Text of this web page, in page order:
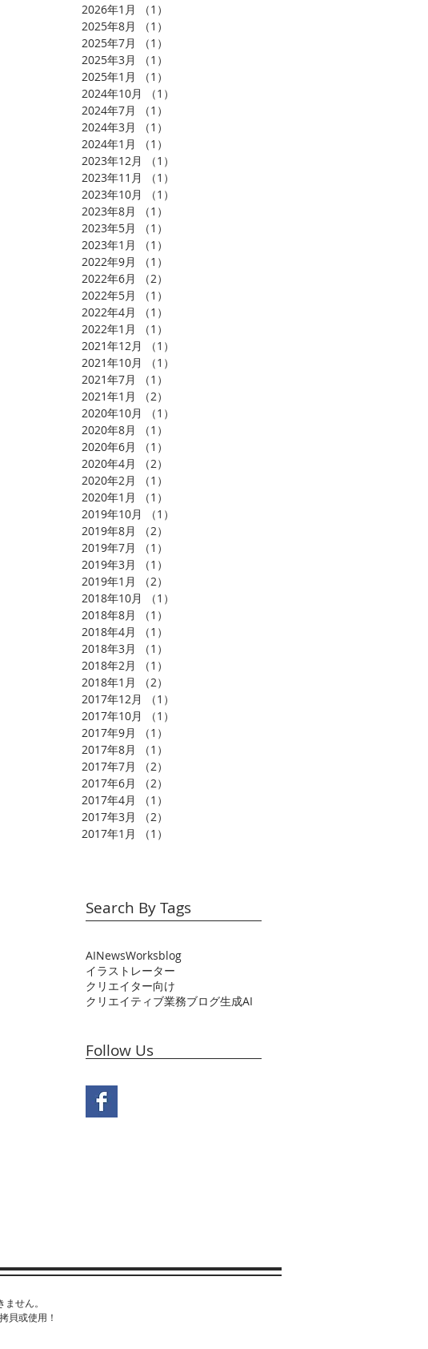
2026年1月 （1）
2025年8月
（1）
2025年7月
（1）
2025年3月
（1）
2025年1月
（1）
2024年10月
（1）
2024年7月
（1）
2024年3月
（1）
2024年1月
（1）
2023年12月
（1）
2023年11月
（1）
2023年10月
（1）
2023年8月
（1）
2023年5月
（1）
2023年1月
（1）
2022年9月
（1）
2022年6月
（2）
2022年5月
（1）
2022年4月
（1）
2022年1月
（1）
2021年12月
（1）
2021年10月
（1）
2021年7月
（1）
2021年1月
（2）
2020年10月
（1）
2020年8月
（1）
2020年6月
（1）
2020年4月
（2）
2020年2月
（1）
2020年1月
（1）
2019年10月
（1）
2019年8月
（2）
2019年7月
（1）
2019年3月
（1）
2019年1月
（2）
2018年10月
（1）
2018年8月
（1）
2018年4月
（1）
2018年3月
（1）
2018年2月
（1）
2018年1月
（2）
2017年12月
（1）
2017年10月
（1）
2017年9月
（1）
2017年8月
（1）
2017年7月
（2）
2017年6月
（2）
2017年4月
（1）
2017年3月
（2）
2017年1月
（1）
Search By Tags
AINewsWorksblog
イラストレーター
クリエイター向け
クリエイティブ業務ブログ生成AI
Follow Us
せん。
貝或使用！